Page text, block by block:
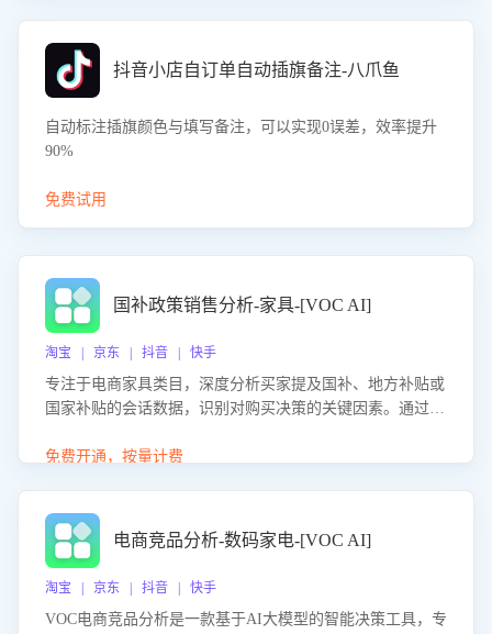
抖音小店自订单自动插旗备注-八爪鱼
自动标注插旗颜色与填写备注，可以实现0误差，效率提升
90%
免费试用
国补政策销售分析-家具-[VOC AI]
淘宝 | 京东 | 抖音 | 快手
专注于电商家具类目，深度分析买家提及国补、地方补贴或
国家补贴的会话数据，识别对购买决策的关键因素。通过AI
化策略，助力商家利用国补政策提升GMV。
免费开通，按量计费
电商竞品分析-数码家电-[VOC AI]
淘宝 | 京东 | 抖音 | 快手
VOC电商竞品分析是一款基于AI大模型的智能决策工具，专